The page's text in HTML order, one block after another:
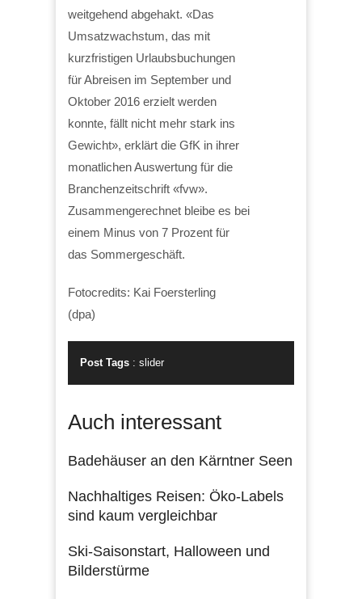
weitgehend abgehakt. «Das
Umsatzwachstum, das mit
kurzfristigen Urlaubsbuchungen
für Abreisen im September und
Oktober 2016 erzielt werden
konnte, fällt nicht mehr stark ins
Gewicht», erklärt die GfK in ihrer
monatlichen Auswertung für die
Branchenzeitschrift «fvw».
Zusammengerechnet bleibe es bei
einem Minus von 7 Prozent für
das Sommergeschäft.
Fotocredits: Kai Foersterling
(dpa)
Post Tags : slider
Auch interessant
Badehäuser an den Kärntner Seen
Nachhaltiges Reisen: Öko-Labels
sind kaum vergleichbar
Ski-Saisonstart, Halloween und
Bilderstürme